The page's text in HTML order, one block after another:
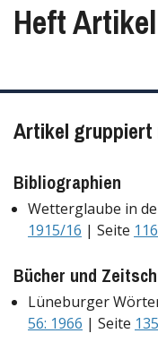
Heft
Artikel gruppiert
Bibliographien
Wetterglaube in
1915/16 | Seite 116
Bücher und
Lüneburger
56: 1966 | Seite 135